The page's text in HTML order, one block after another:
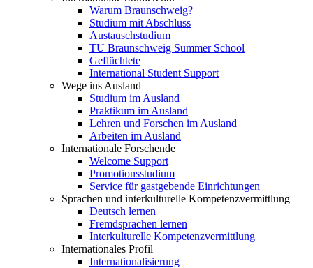
Warum Braunschweig?
Studium mit Abschluss
Austauschstudium
TU Braunschweig Summer School
Geflüchtete
International Student Support
Wege ins Ausland
Studium im Ausland
Praktikum im Ausland
Lehren und Forschen im Ausland
Arbeiten im Ausland
Internationale Forschende
Welcome Support
Promotionsstudium
Service für gastgebende Einrichtungen
Sprachen und interkulturelle Kompetenzvermittlung
Deutsch lernen
Fremdsprachen lernen
Interkulturelle Kompetenzvermittlung
Internationales Profil
Internationalisierung